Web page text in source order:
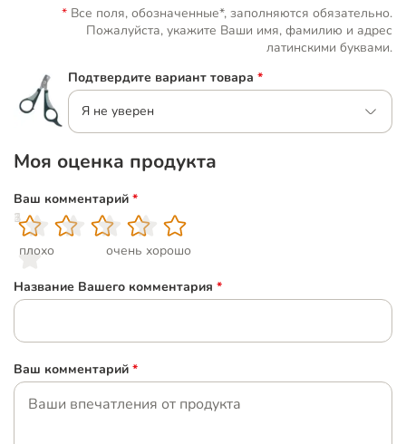
Все поля, обозначенные*, заполняются обязательно.
Пожалуйста, укажите Ваши имя, фамилию и адрес
латинскими буквами.
Подтвердите вариант товара *
Я не уверен
Моя оценка продукта
Ваш комментарий *
1
плохо
2
3
4
5
очень хорошо
Название Вашего комментария *
Ваш комментарий *